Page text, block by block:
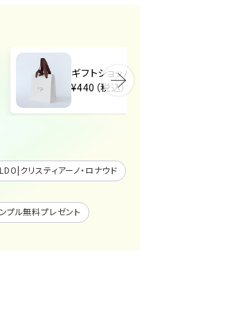
ギフトショッパー（小）
¥440（税込）
クリスティアーノ・ロナウド
プル無料プレゼント